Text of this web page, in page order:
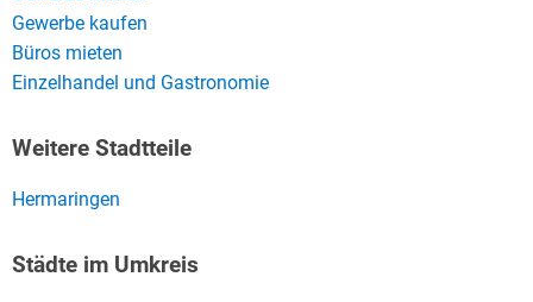
Gewerbe kaufen
Büros mieten
Einzelhandel und Gastronomie
Weitere Stadtteile
Hermaringen
Städte im Umkreis